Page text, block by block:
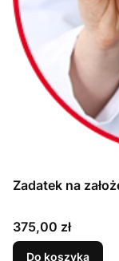
Zadatek na
Cena
375,00 zł
Do koszyka